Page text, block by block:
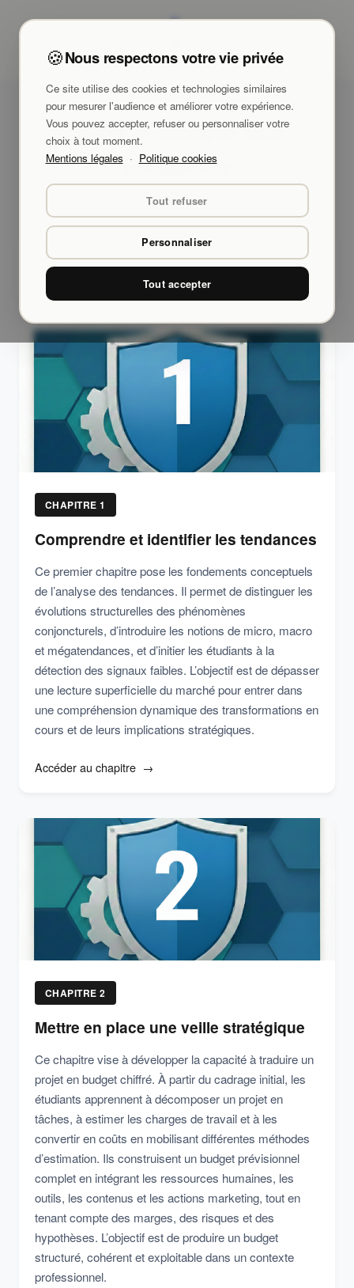
🍪Nous respectons votre vie privée
Ce site utilise des cookies et technologies similaires
pour mesurer l'audience et améliorer votre expérience.
Vous pouvez accepter, refuser ou personnaliser votre
choix à tout moment.
Mentions légales · Politique cookies
Tout refuser
Personnaliser
Tout accepter
Veille et analyse des
tendances
Ynov Campus
Cliquez sur un chapitre pour accéder au
CHAPITRE 1
Comprendre et identifier les tendances
Ce premier chapitre pose les fondements conceptuels
de l’analyse des tendances. Il permet de distinguer les
évolutions structurelles des phénomènes
conjoncturels, d’introduire les notions de micro, macro
et mégatendances, et d’initier les étudiants à la
détection des signaux faibles. L’objectif est de dépasser
une lecture superficielle du marché pour entrer dans
une compréhension dynamique des transformations en
cours et de leurs implications stratégiques.
Accéder au chapitre
CHAPITRE 2
Mettre en place une veille stratégique
Ce chapitre vise à développer la capacité à traduire un
projet en budget chiffré. À partir du cadrage initial, les
étudiants apprennent à décomposer un projet en
tâches, à estimer les charges de travail et à les
convertir en coûts en mobilisant différentes méthodes
d’estimation. Ils construisent un budget prévisionnel
complet en intégrant les ressources humaines, les
outils, les contenus et les actions marketing, tout en
tenant compte des marges, des risques et des
hypothèses. L’objectif est de produire un budget
structuré, cohérent et exploitable dans un contexte
professionnel.